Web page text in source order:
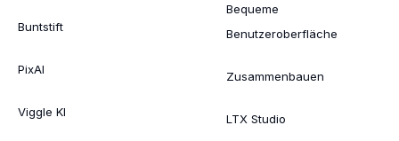
Buntstift
PixAI
Viggle KI
Bequeme
Benutzeroberfläche
Zusammenbauen
LTX Studio